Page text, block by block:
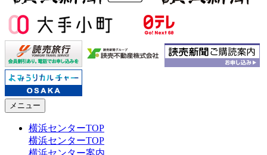
メニュー
横浜センターTOP
横浜センターTOP
横浜センター案内